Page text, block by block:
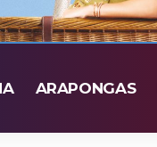
ARAPONGAS